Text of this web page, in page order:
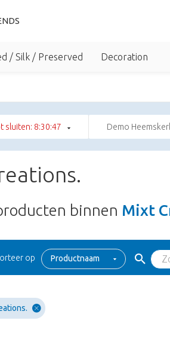
/ Silk / Preserved Decoration
sluiten: 8:30:47 Demo
binnen Mixt
op Productnaam